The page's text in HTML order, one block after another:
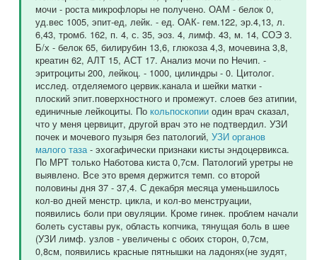
мочи - роста микрофлоры не получено. ОАМ - белок 0,
уд.вес 1005, эпит-ед, лейк. - ед. ОАК- гем.122, эр.4,13, л.
6,43, тромб. 162, п. 4, с. 35, эоз. 4, лимф. 43, м. 14, СОЭ 3.
Б/х - белок 65, билирубин 13,6, глюкоза 4,3, мочевина 3,8,
креатин 62, АЛТ 15, АСТ 17. Анализ мочи по Нечип. -
эритроциты 200, лейкоц. - 1000, цилиндры - 0. Цитолог.
исслед. отделяемого цервик.канала и шейки матки -
плоский эпит.поверхностного и промежут. слоев без атипии,
единичные лейкоциты. По кольпоскопии один врач сказал,
что у меня цервицит, другой врач это не подтвердил. УЗИ
почек и мочевого пузыря без патологий, УЗИ органов
малого таза- эхогафически признаки кисты эндоцервикса.
По МРТ только Наботова киста 0,7см. Патологий уретры не
выявлено. Все это время держится темп. со второй
половины дня 37 - 37,4. С декабря месяца уменьшилось
кол-во дней менстр. цикла, и кол-во менструации,
появились боли при овуляции. Кроме гинек. проблем начали
болеть суставы рук, область копчика, тянущая боль в шее
(УЗИ лимф. узлов - увеличены с обоих сторон, 0,7см,
0,8см, появились красные пятнышки на ладонях(не зудят,